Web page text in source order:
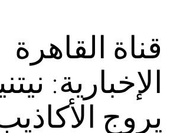
قناة القاهرة
الإخبارية:
يروج